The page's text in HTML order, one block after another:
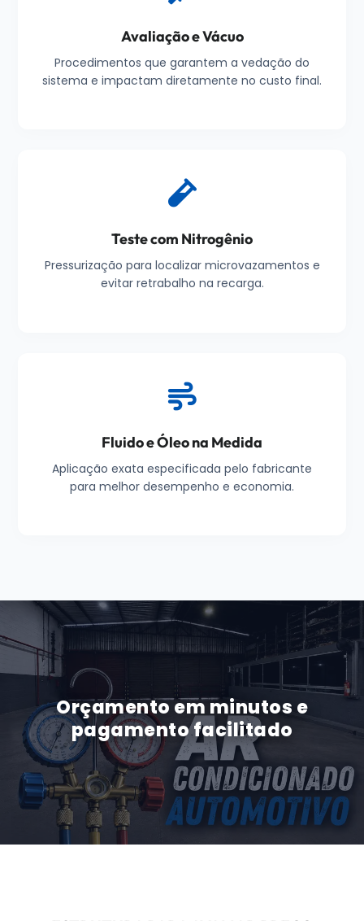
Avaliação e Vácuo
Procedimentos que garantem a vedação do
sistema e impactam diretamente no custo final.
Teste com Nitrogênio
Pressurização para localizar microvazamentos e
evitar retrabalho na recarga.
Fluido e Óleo na Medida
Aplicação exata especificada pelo fabricante
para melhor desempenho e economia.
Orçamento em minutos e
pagamento facilitado